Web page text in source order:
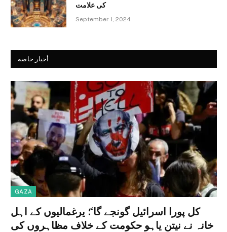
کی علامت
September 1, 2024
أخبار خاصة
GAZA
کل پورا اسرائیل گونجے گا‘؛ یرغمالیوں کے اہل
خانہ نے نیتن یاہو حکومت کے خلاف مظاہروں کی